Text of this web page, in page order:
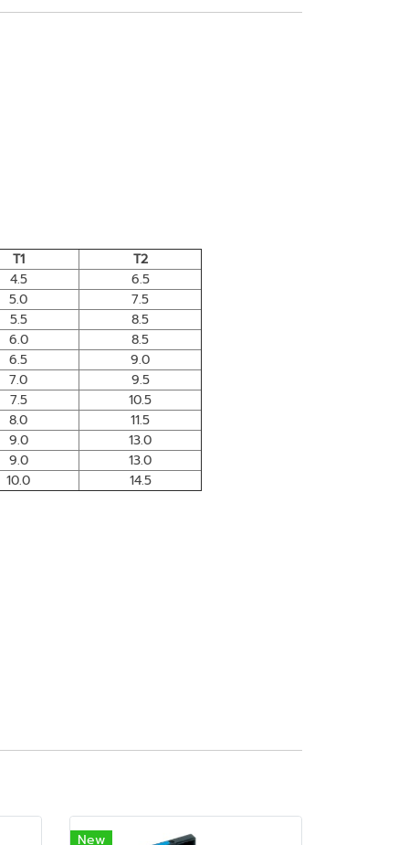
T1
T2
4.5
6.5
5.0
7.5
5.5
8.5
6.0
8.5
6.5
9.0
7.0
9.5
7.5
10.5
8.0
11.5
9.0
13.0
9.0
13.0
10.0 14.5
New